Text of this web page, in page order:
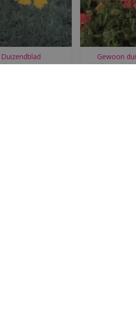
Duizendblad
tomentosa
Gewoon
Achillea